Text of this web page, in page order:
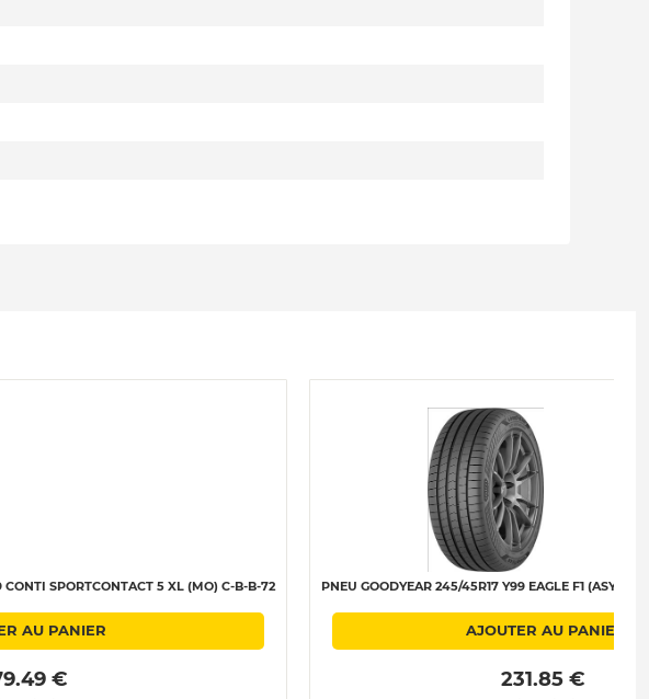
SPORTCONTACT 5 XL (MO) C-B-B-72
AU PANIER
€
PNEU GOODYEAR 245/45R17 Y99 EAGLE F1
AJOUTER AU PANIER
231.85 €